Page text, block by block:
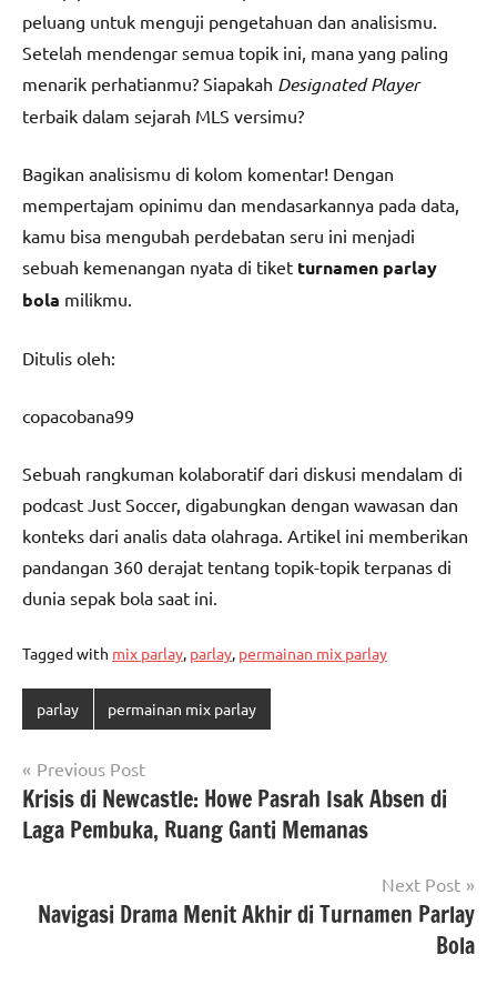
peluang untuk menguji pengetahuan dan analisismu.
Setelah mendengar semua topik ini, mana yang paling
menarik perhatianmu? Siapakah Designated Player
terbaik dalam sejarah MLS versimu?
Bagikan analisismu di kolom komentar! Dengan
mempertajam opinimu dan mendasarkannya pada data,
kamu bisa mengubah perdebatan seru ini menjadi
sebuah kemenangan nyata di tiket turnamen parlay
bola milikmu.
Ditulis oleh:
copacobana99
Sebuah rangkuman kolaboratif dari diskusi mendalam di
podcast Just Soccer, digabungkan dengan wawasan dan
konteks dari analis data olahraga. Artikel ini memberikan
pandangan 360 derajat tentang topik-topik terpanas di
dunia sepak bola saat ini.
Tagged with mix parlay, parlay, permainan mix parlay
parlay permainan mix parlay
Post
navigation
Previous Post
Krisis di Newcastle: Howe Pasrah Isak Absen di
Laga Pembuka, Ruang Ganti Memanas
Next Post
Navigasi Drama Menit Akhir di Turnamen Parlay
Bola